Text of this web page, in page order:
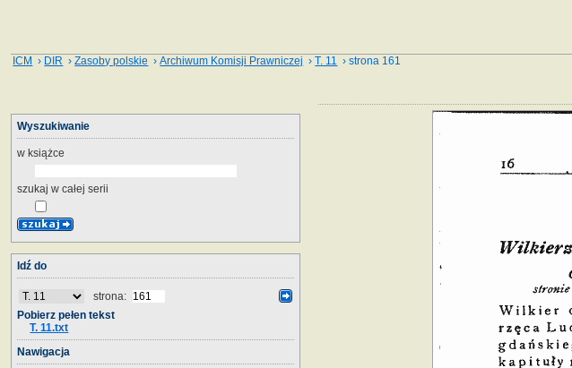
ICM › DIR ›Zasoby polskie ›Archiwum Komisji Prawniczej ›T. 11 › strona 161
Wyszukiwanie
w książce
szukaj w całej serii
Idź do
strona:
Pobierz pełen tekst
T. 11.txt
Nawigacja